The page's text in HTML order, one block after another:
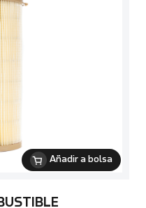
Añadir a bolsa